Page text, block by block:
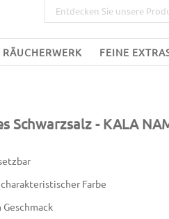
RÄUCHERWERK FEINE
Schwarzsalz - KALA
Farbe